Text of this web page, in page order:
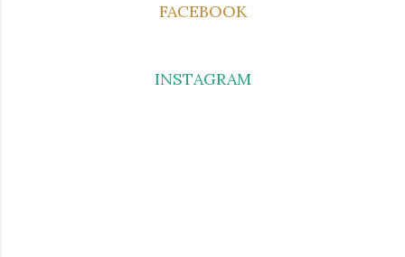
FACEBOOK
INSTAGRAM